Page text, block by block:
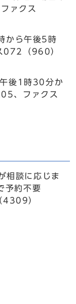
ァクス
から午後5時
072（960）
後1時30分か
、ファクス
相談に応じま
予約不要
）